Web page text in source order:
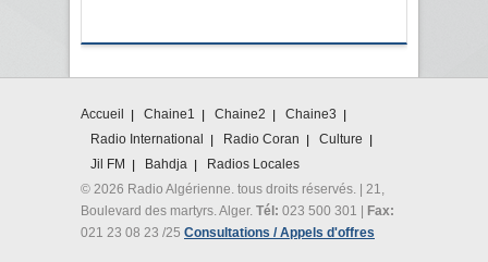
Accueil Chaine1 Chaine2
Chaine3
Radio International
Radio Coran
Culture
Jil FM
Bahdja
Radios Locales
© 2026 Radio Algérienne. tous droits réservés. | 21,
Boulevard des martyrs. Alger. Tél: 023 500 301 |
Fax:
021 23 08 23 /25 Consultations / Appels d'offres